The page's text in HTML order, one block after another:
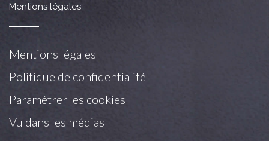
Mentions légales
Mentions légales
Politique de confidentialité
Paramétrer les cookies
Vu dans les médias